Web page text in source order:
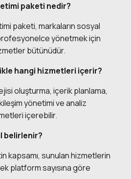
paketi nedir?
paketi, markaların sosyal
yönetmek için
bütünüdür.
hangi hizmetleri içerir?
oluşturma, içerik planlama,
yönetimi ve analiz
içerebilir.
belirlenir?
kapsamı, sunulan hizmetlerin
platform sayısına göre